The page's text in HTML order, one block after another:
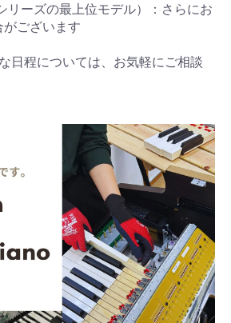
リーズの最上位モデル）：さらにお
ございます
日程については、お気軽にご相談